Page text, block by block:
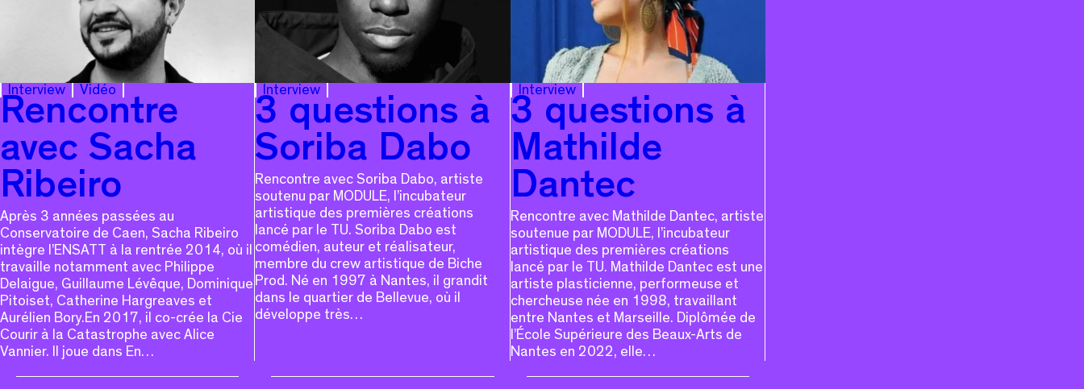
Interview Vidéo
Rencontre
avec Sacha
Ribeiro
Après 3 années passées au
Conservatoire de Caen, Sacha Ribeiro
intègre l’ENSATT à la rentrée 2014, où il
travaille notamment avec Philippe
Delaigue, Guillaume Lévêque, Dominique
Pitoiset, Catherine Hargreaves et
Aurélien Bory.En 2017, il co-crée la Cie
Courir à la Catastrophe avec Alice
Vannier. Il joue dans En…
Interview
3 questions à
Soriba Dabo
Rencontre avec Soriba Dabo, artiste
soutenu par MODULE, l’incubateur
artistique des premières créations
lancé par le TU. Soriba Dabo est
comédien, auteur et réalisateur,
membre du crew artistique de Biche
Prod. Né en 1997 à Nantes, il grandit
dans le quartier de Bellevue, où il
développe très…
Interview
3 questions à
Mathilde
Dantec
Rencontre avec Mathilde Dantec, artiste
soutenue par MODULE, l’incubateur
artistique des premières créations
lancé par le TU. Mathilde Dantec est une
artiste plasticienne, performeuse et
chercheuse née en 1998, travaillant
entre Nantes et Marseille. Diplômée de
l’École Supérieure des Beaux-Arts de
Nantes en 2022, elle…